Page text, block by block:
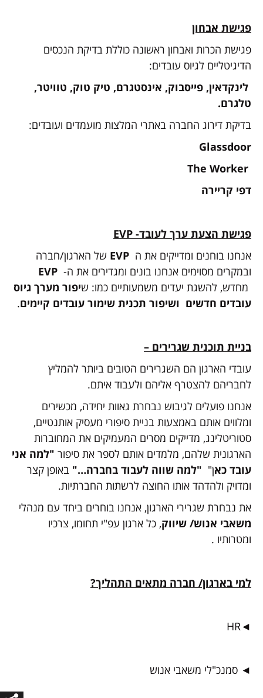
פגישת אבחון
פגישת הכרות ואבחון ראשונה כוללת בדיקת הנכסים
הדיגיטליים לגיוס עובדים:
לינקדאין, פייסבוק, אינסטגרם, טיק טוק, טוויטר,
טלגרם.
בדיקת דירוג החברה באתרי המלצות מועמדים ועובדים:
Glassdoor
דפי קריירה
פגישת הצעת ערך לעובד- EVP
אנחנו בוחנים ומדייקים את ה EVP של הארגון/חברה
ובמקרים מסוימים אנחנו בונים ומגדירים את ה- EVP
מחדש, להשגת יעדים משמעותיים כמו: שיפור מערך גיוס
עובדים חדשים ושיפור תכנית שימור עובדים קיימים.
בניית תוכנית שגרירים –
עובדי הארגון הם השגרירים הטובים ביותר להמליץ
לחבריהם להצטרף אליהם ולעבוד איתם.
אנחנו פועלים לגיבוש נבחרת גאוות יחידה, מכשירים
ומלווים אותם באמצעות בניית סיפורי מעסיק אותנטיים,
סטוריטלינג, מדייקים מסרים המעמיקים את המחוברות
הארגונית שלהם, מלמדים אותם לספר את סיפור "למה אני
עובד כאן" "למה שווה לעבוד בחברה…" באופן קצר
ומדויק ולהדהד אותו החוצה לרשתות החברתיות.
את נבחרת שגרירי הארגון, אנחנו בוחרים ביחד עם מנהלי
משאבי אנוש/ שיווק, כל ארגון עפ"י תחומו, צרכיו
ומטרותיו .
למי בארגון/ חברה מתאים התהליך?
◄HR
◄ סמנכ"לי משאבי אנוש